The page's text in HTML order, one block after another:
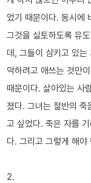
었기 때문이다. 동시에
그것을 실토하도록 유
데, 그들이 삼키고 있
악하려고 애쓰는 것만
때문이다. 살아있는 사
졌다. 그녀는 절반의 죽
고 싶었다. 죽은 자를
다. 그리고 그렇게 해야
2.